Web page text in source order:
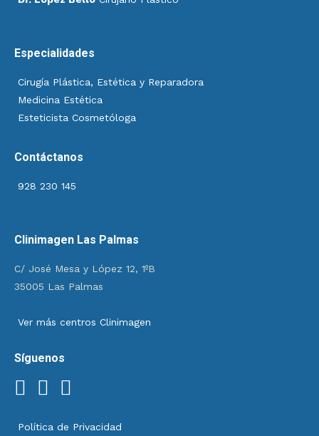
Especialidades
Cirugía Plástica, Estética y Reparadora
Medicina Estética
Esteticista Cosmetóloga
Contáctanos
928 230 145
Clinimagen Las Palmas
C/ José Mesa y López 12, 1ºB
35005 Las Palmas
Ver más centros Clinimagen
Síguenos
Política de Privacidad